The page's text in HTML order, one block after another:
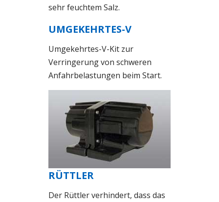
sehr feuchtem Salz.
UMGEKEHRTES-V
Umgekehrtes-V-Kit zur
Verringerung von schweren
Anfahrbelastungen beim Start.
RÜTTLER
Der Rüttler verhindert, dass das